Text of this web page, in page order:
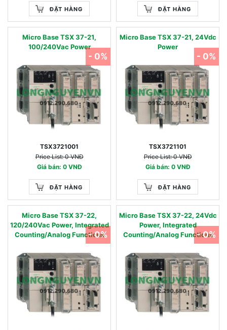
ĐẶT HÀNG ĐẶT HÀNG
Micro Base TSX 37-21,
100/240Vac Power
TSX3721001
Price List: 0 VNĐ
Giá bán: 0 VNĐ
ĐẶT HÀNG
- 0%
Micro Base TSX 37-21, 24Vdc
Power
TSX3721101
Price List: 0 VNĐ
Giá bán: 0 VNĐ
ĐẶT HÀNG
- 0%
Micro Base TSX 37-22,
120/240Vac Power, Integrated
Counting/Analog Functions
- 0%
Micro Base TSX 37-22, 24Vdc
Power, Integrated
Counting/Analog Functions
- 0%